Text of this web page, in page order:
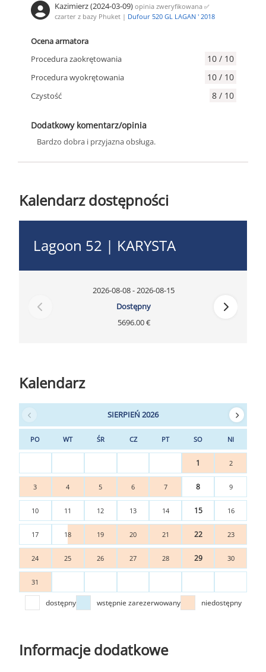
Kazimierz (2024-03-09) opinia zweryfikowana ✅
czarter z bazy Phuket | Dufour 520 GL LAGAN ' 2018
Ocena armatora
Procedura zaokrętowania
10 / 10
Procedura wyokrętowania 10 / 10
Czystość 8 / 10
Dodatkowy komentarz/opinia
Bardzo dobra i przyjazna obsługa.
Kalendarz dostępności
Lagoon 52 | KARYSTA
2026-08-08 - 2026-08-15
Dostępny
5696.00 €
Kalendarz
SIERPIEŃ 2026
PO WT ŚR CZ PT SO NI
1 2
3 4 5 6 7 8 9
10 11 12 13 14 15 16
17 18 19 20 21 22 23
24 25 26 27 28 29 30
31
dostępny wstępnie zarezerwowany niedostępny
Informacje dodatkowe